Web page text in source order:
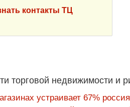
контакты ТЦ
торговой недвижимости и
устраивает 67%